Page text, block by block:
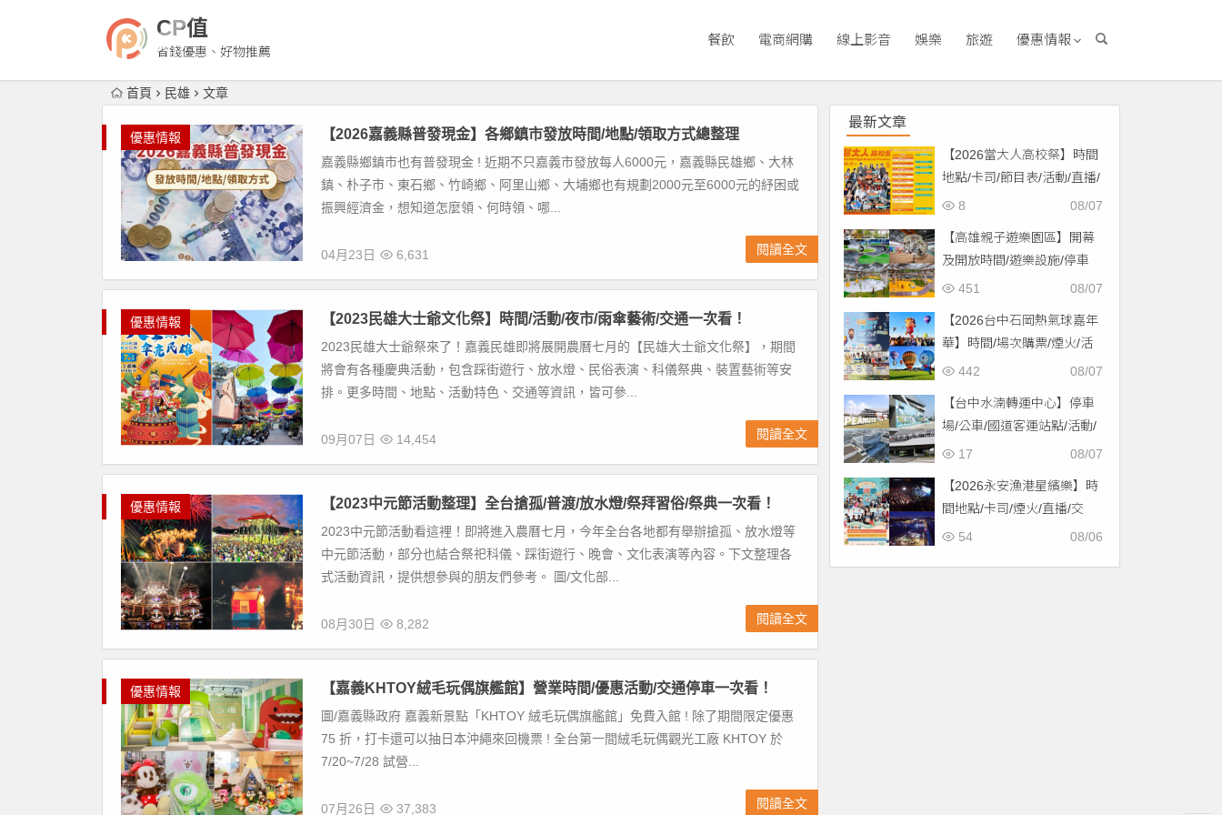
CP值
省錢優惠、好物推薦
餐飲 電商網購 線上影音 娛樂 旅遊 優惠情報
首頁 民雄 文章
優惠情報 【2026嘉義縣普發現金】各鄉鎮市發放時間/地點/領取方式總整理
嘉義縣鄉鎮市也有普發現金 ! 近期不只嘉義市發放每人6000元，嘉義縣民雄鄉、大林
鎮、朴子市、東石鄉、竹崎鄉、阿里山鄉、大埔鄉也有規劃2000元至6000元的紓困或
振興經濟金，想知道怎麼領、何時領、哪...
04月23日 6,631 閱讀全文
優惠情報 【2023民雄大士爺文化祭】時間/活動/夜市/雨傘藝術/交通一次看！
2023民雄大士爺祭來了！嘉義民雄即將展開農曆七月的【民雄大士爺文化祭】，期間
將會有各種慶典活動，包含踩街遊行、放水燈、民俗表演、科儀祭典、裝置藝術等安
排。更多時間、地點、活動特色、交通等資訊，皆可參...
09月07日 14,454 閱讀全文
優惠情報 【2023中元節活動整理】全台搶孤/普渡/放水燈/祭拜習俗/祭典一次看！
2023中元節活動看這裡！即將進入農曆七月，今年全台各地都有舉辦搶孤、放水燈等
中元節活動，部分也結合祭祀科儀、踩街遊行、晚會、文化表演等內容。下文整理各
式活動資訊，提供想參與的朋友們參考。 圖/文化部...
08月30日 8,282 閱讀全文
優惠情報 【嘉義KHTOY絨毛玩偶旗艦館】營業時間/優惠活動/交通停車一次看！
圖/嘉義縣政府 嘉義新景點「KHTOY 絨毛玩偶旗艦館」免費入館 ! 除了期間限定優惠
75 折，打卡還可以抽日本沖繩來回機票 ! 全台第一間絨毛玩偶觀光工廠 KHTOY 於
7/20~7/28 試營...
07月26日 37,383 閱讀全文
最新文章
【2026當大人高校祭】時間
地點/卡司/節目表/活動/直播/
交通，免費入場！
08/07
8
【高雄親子遊樂園區】開幕
及開放時間/遊樂設施/停車
場/交通一次看！
08/07
451
【2026台中石岡熱氣球嘉年
華】時間/場次購票/煙火/活
動/交通，土牛運動公園登08/07
442
【台中水湳轉運中心】停車
場/公車/國道客運站點/活動/
交通，啟用免費停車！ 08/07
17
【2026永安漁港星繽樂】時
間地點/卡司/煙火/直播/交
通，免費入場！
08/06
54